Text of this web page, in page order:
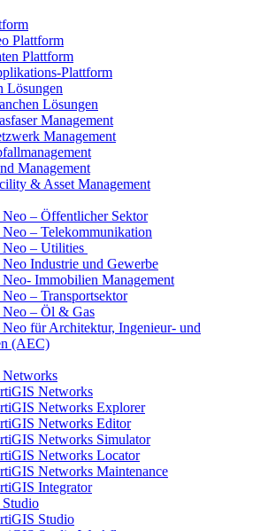
Plattform
Plattform
Plattform
Lösungen
Lösungen
Management
Management
Management
& Asset Management
– Öffentlicher Sektor
– Telekommunikation
– Utilities
Industrie und Gewerbe
Immobilien Management
– Transportsektor
– Öl & Gas
für Architektur, Ingenieur- und
(AEC)
Networks
Networks Explorer
Networks Editor
Networks Simulator
Networks Locator
Networks Maintenance
Integrator
Studio